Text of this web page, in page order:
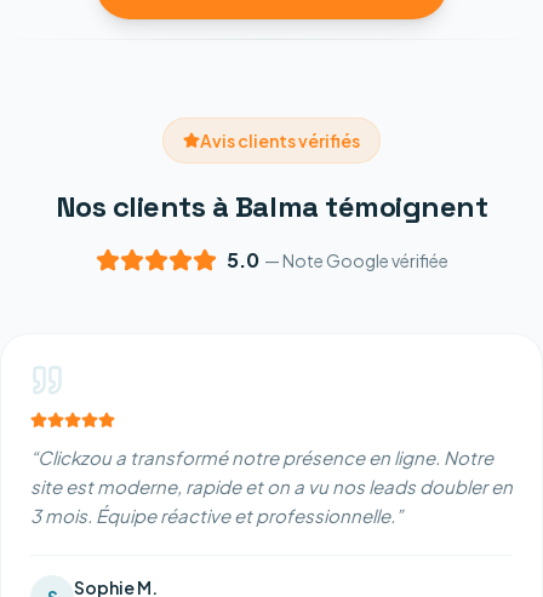
Avis clients vérifiés
Nos clients à Balma témoignent
5.0 — Note Google vérifiée
“Clickzou a transformé notre présence en ligne. Notre
site est moderne, rapide et on a vu nos leads doubler en
3 mois. Équipe réactive et professionnelle. ”
Sophie M.